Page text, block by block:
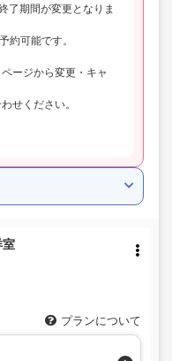
了期間が変更となりま
約可能です。
ージから変更・キャ
せください。
室
プランについて